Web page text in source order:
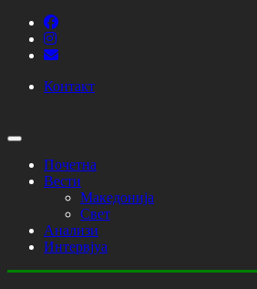
Контакт
Почетна
Вести
Македонија
Свет
Анализи
Интервјуа